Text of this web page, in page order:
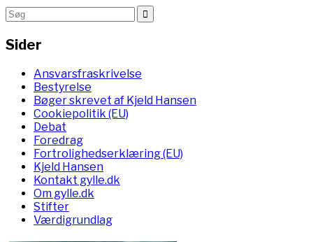
Sider
Ansvarsfraskrivelse
Bestyrelse
Bøger skrevet af Kjeld Hansen
Cookiepolitik (EU)
Debat
Foredrag
Fortrolighedserklæring (EU)
Kjeld Hansen
Kontakt gylle.dk
Om gylle.dk
Stifter
Værdigrundlag